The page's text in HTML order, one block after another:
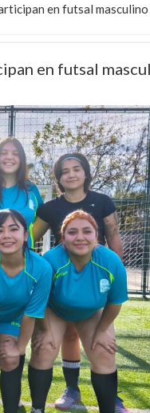
en futsal
en futsal